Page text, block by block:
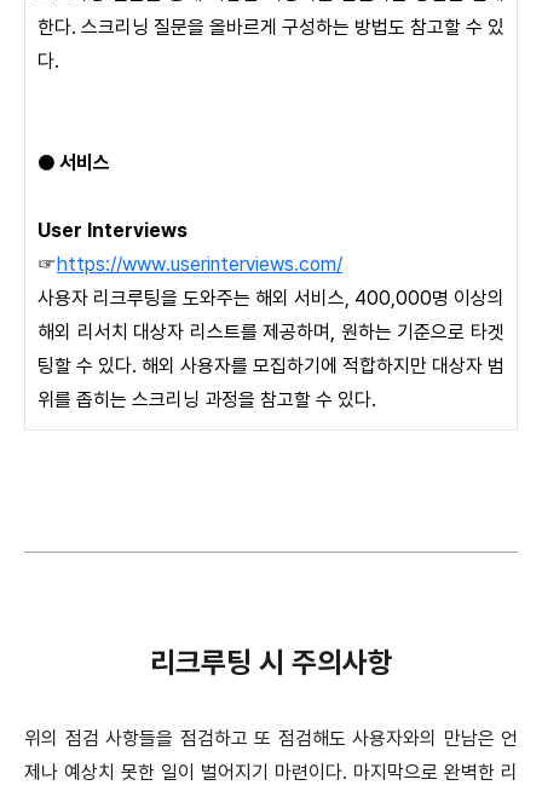
한다. 스크리닝 질문을 올바르게 구성하는 방법도 참고할 수 있
다.
● 서비스
User Interviews
☞https://www.userinterviews.com/
사용자 리크루팅을 도와주는 해외 서비스, 400,000명 이상의
해외 리서치 대상자 리스트를 제공하며, 원하는 기준으로 타겟
팅할 수 있다. 해외 사용자를 모집하기에 적합하지만 대상자 범
위를 좁히는 스크리닝 과정을 참고할 수 있다.
리크루팅 시 주의사항
위의 점검 사항들을 점검하고 또 점검해도 사용자와의 만남은 언
제나 예상치 못한 일이 벌어지기 마련이다. 마지막으로 완벽한 리